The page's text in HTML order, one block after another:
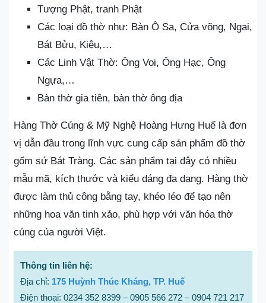
Tượng Phật, tranh Phật
Các loại đồ thờ như: Bàn Ô Sa, Cửa võng, Ngai,
Bát Bửu, Kiệu,…
Các Linh Vật Thờ: Ông Voi, Ông Hạc, Ông
Ngựa,…
Bàn thờ gia tiên, bàn thờ ông địa
Hàng Thờ Cúng & Mỹ Nghệ Hoàng Hưng Huế là đơn
vị dẫn đầu trong lĩnh vực cung cấp sản phẩm đồ thờ
gốm sứ Bát Tràng. Các sản phẩm tại đây có nhiều
mẫu mã, kích thước và kiểu dáng đa dạng. Hàng thờ
được làm thủ công bằng tay, khéo léo để tạo nên
những hoa văn tinh xảo, phù hợp với văn hóa thờ
cúng của người Việt.
Thông tin liên hệ:
Địa chỉ: 175 Huỳnh Thúc Kháng, TP. Huế
Điện thoại: 0234 352 8399 – 0905 566 272 – 0904 721 217